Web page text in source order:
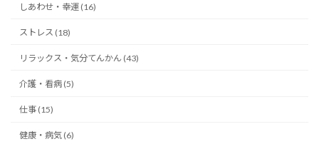
しあわせ・幸運 (16)
ストレス (18)
リラックス・気分てんかん (43)
介護・看病 (5)
仕事 (15)
健康・病気 (6)